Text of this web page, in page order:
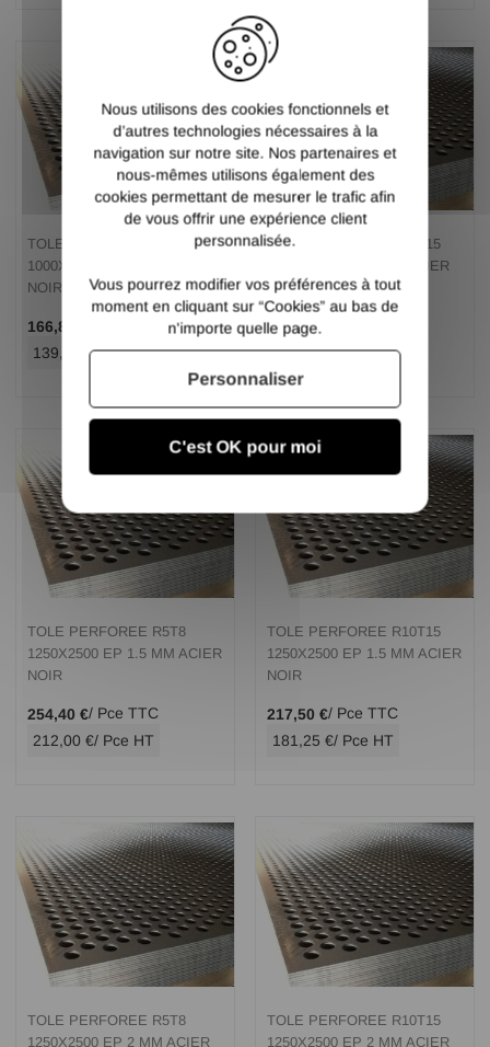
TOLE PERFOREE R20T28
1000X2000 EP 2 MM ACIER
NOIR
166,80 €
139,00 €/ Pce HT
TOLE PERFOREE R10T15
1000X2000 EP 2 MM ACIER
NOIR
164,40 €
137,00 €/ Pce HT
TOLE PERFOREE R5T8
1250X2500 EP 1.5 MM ACIER
NOIR
254,40 €/ Pce TTC
212,00 €/ Pce HT
TOLE PERFOREE R10T15
1250X2500 EP 1.5 MM ACIER
NOIR
217,50 €/ Pce TTC
181,25 €/ Pce HT
TOLE PERFOREE R5T8
1250X2500 EP 2 MM ACIER
TOLE PERFOREE R10T15
1250X2500 EP 2 MM ACIER
Nous utilisons des cookies fonctionnels et
d’autres technologies nécessaires à la
navigation sur notre site. Nos partenaires et
nous-mêmes utilisons également des
cookies permettant de mesurer le trafic afin
de vous offrir une expérience client
personnalisée.
Vous pourrez modifier vos préférences à tout
moment en cliquant sur “Cookies” au bas de
n'importe quelle page.
C'est OK pour moi
Personnaliser